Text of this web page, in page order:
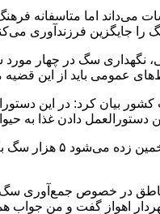
می‌داند اما متاسفانه
را جایگزین فرزندآوری
نگهداری سگ در چهار
عمومی باید از این
کشور بیان کرد: در این
دادن غذا به
در خصوص جمع‌آوری
شهردار اهواز گفت و من جواب